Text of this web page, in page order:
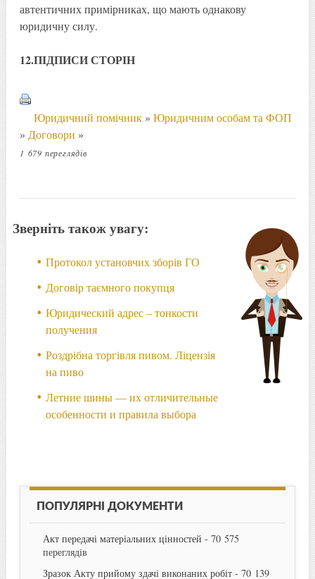
автентичних примірниках, що мають однакову
юридичну силу.
12.ПІДПИСИ СТОРІН
Юридичний помічник» Юридичним особам та ФОП
» Договори »
1 679 переглядів
Зверніть також увагу:
Протокол установчих зборів ГО
Договір таємного покупця
Юридический адрес – тонкости
получения
Роздрібна торгівля пивом. Ліцензія
на пиво
Летние шины — их отличительные
особенности и правила выбора
ПОПУЛЯРНІ ДОКУМЕНТИ
Акт передачі матеріальних цінностей - 70 575
переглядів
Зразок Акту прийому здачі виконаних робіт- 70 139